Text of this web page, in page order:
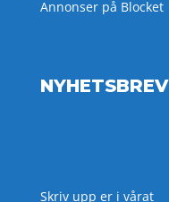
Annonser på Blocket
NYHETSBREV
Skriv upp er i vårat